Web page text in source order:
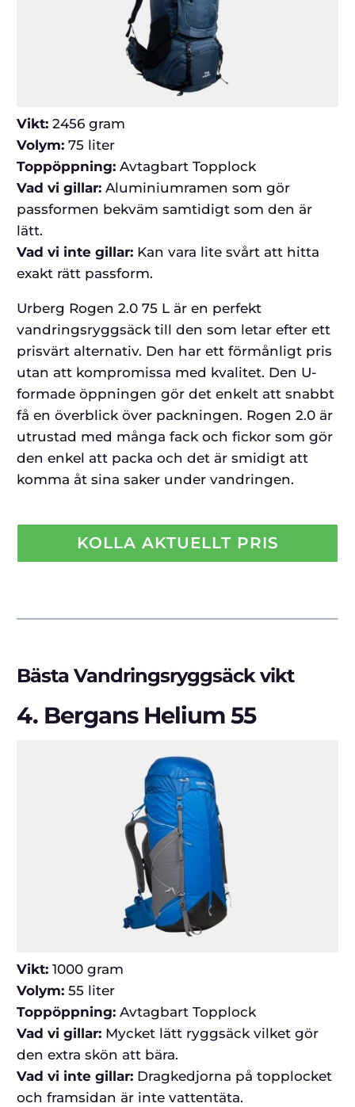
Vikt:2456 gram
Volym:75 liter
Toppöppning:Avtagbart Topplock
Vad vi gillar:Aluminiumramen som gör
passformen bekväm samtidigt som den är
lätt.
Vad vi inte gillar: Kan vara lite svårt att hitta
exakt rätt passform.
Urberg Rogen 2.0 75 L är en perfekt
vandringsryggsäck till den som letar efter ett
prisvärt alternativ. Den har ett förmånligt pris
utan att kompromissa med kvalitet. Den U-
formade öppningen gör det enkelt att snabbt
få en överblick över packningen. Rogen 2.0 är
utrustad med många fack och fickor som gör
den enkel att packa och det är smidigt att
komma åt sina saker under vandringen.
KOLLA AKTUELLT PRIS
Bästa Vandringsryggsäck vikt
4. Bergans Helium 55
Vikt:1000 gram
Volym:55 liter
Toppöppning:Avtagbart Topplock
Vad vi gillar: Mycket lätt ryggsäck vilket gör
den extra skön att bära.
Vad vi inte gillar: Dragkedjorna på topplocket
och framsidan är inte vattentäta.